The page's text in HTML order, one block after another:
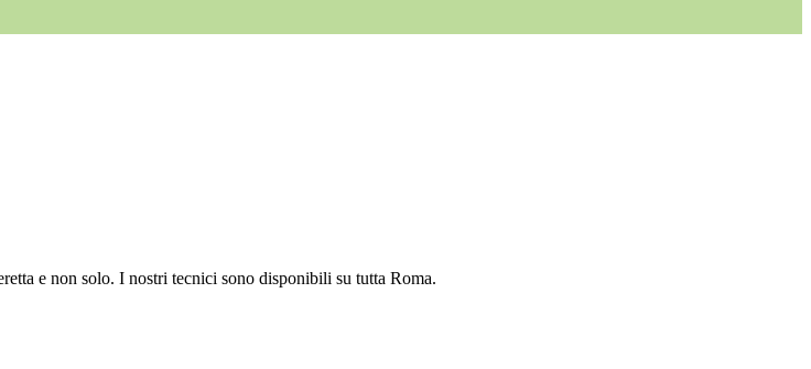
e non solo. I nostri tecnici sono disponibili su tutta Roma.